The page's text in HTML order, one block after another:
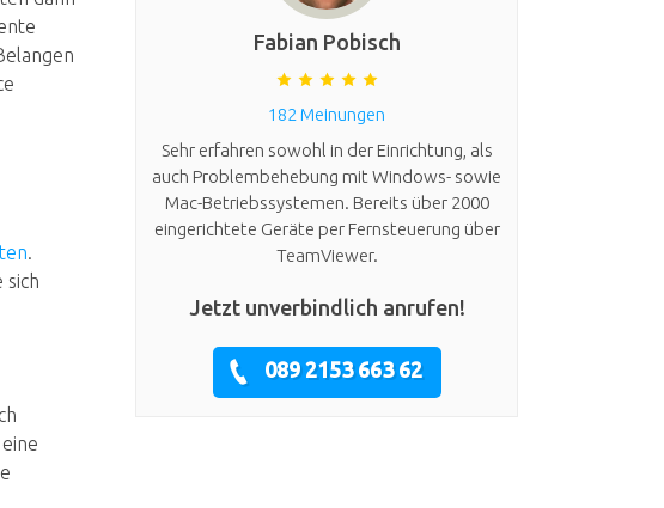
.
sich
Fabian Pobisch
182 Meinungen
Sehr erfahren sowohl in der Einrichtung, als
auch Problembehebung mit Windows- sowie
Mac-Betriebssystemen. Bereits über 2000
eingerichtete Geräte per Fernsteuerung über
TeamViewer.
Jetzt unverbindlich anrufen!
089 2153 663 62